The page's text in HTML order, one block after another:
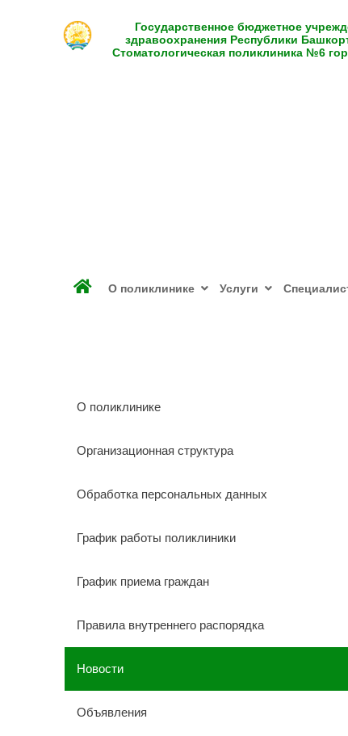
Государственное бюджетное
здравоохранения Республики
Стоматологическая поликлиника №6
О поликлинике Услуги
О поликлинике
Организационная структура
Обработка персональных данных
График работы поликлиники
График приема граждан
Правила внутреннего распорядка
Новости
Объявления